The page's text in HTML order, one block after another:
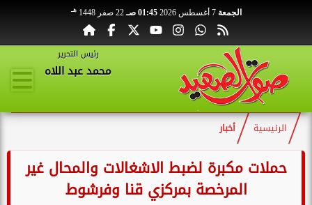
الجمعة 7 أغسطس 2026 01:45 صـ 22 صفر 1448 هـ
رئيس التحرير
محمد عبد اللاه
الرئيسية أخبار
حملات مكبرة لضبط الاشغالات والمحال غير
المرخصة بمركزي قنا وفرشوط